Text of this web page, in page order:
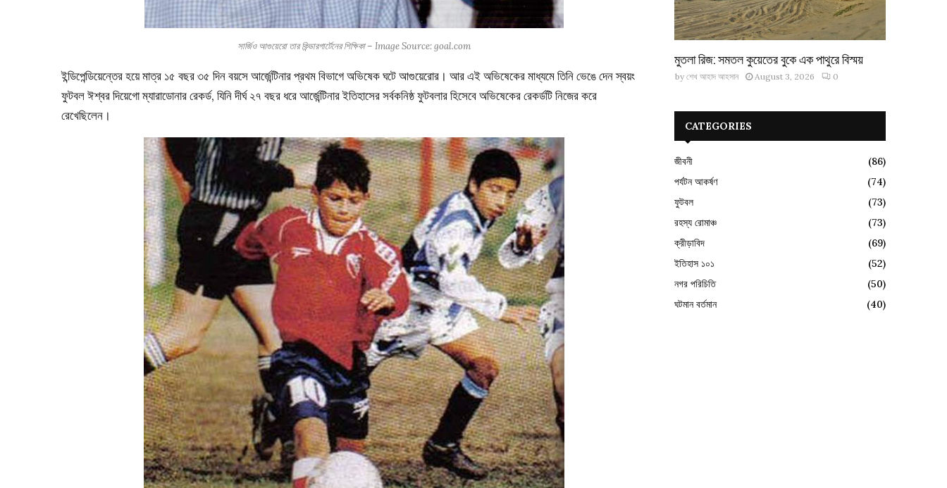
সার্জিও আগুয়েরো তার কিন্ডারগার্টেনের শিক্ষিকা – Image Source: goal.com
ইন্ডিপেন্ডিয়েন্তের হয়ে মাত্র ১৫ বছর ৩৫ দিন বয়সে আর্জেন্টিনার প্রথম বিভাগে অভিষেক ঘটে আগুয়েরোর। আর এই অভিষেকের মাধ্যমে তিনি ভেঙে দেন স্বয়ং
ফুটবল ঈশ্বর দিয়েগো ম্যারাডোনার রেকর্ড, যিনি দীর্ঘ ২৭ বছর ধরে আর্জেন্টিনার ইতিহাসের সর্বকনিষ্ঠ ফুটবলার হিসেবে অভিষেকের রেকর্ডটি নিজের করে
রেখেছিলেন।
মুতলা রিজ: সমতল কুয়েতের বুকে এক পাথুরে বিস্ময়
by শেখ আহাদ আহসান August 3, 2026 0
CATEGORIES
জীবনী
(86)
পর্যটন আকর্ষণ
(74)
ফুটবল
(73)
রহস্য রোমাঞ্চ
(73)
ক্রীড়াবিদ
(69)
ইতিহাস ১০১
(52)
নগর পরিচিতি
(50)
ঘটমান বর্তমান
(40)